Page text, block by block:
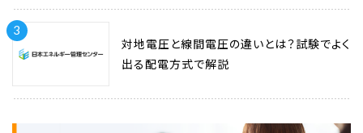
3
対地電圧と線間電圧の違いとは？試験でよく
出る配電方式で解説